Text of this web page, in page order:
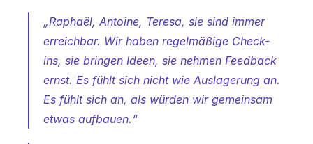
„Raphaël, Antoine, Teresa, sie sind immer
erreichbar. Wir haben regelmäßige Check-
ins, sie bringen Ideen, sie nehmen Feedback
ernst. Es fühlt sich nicht wie Auslagerung an.
Es fühlt sich an, als würden wir gemeinsam
etwas aufbauen.“